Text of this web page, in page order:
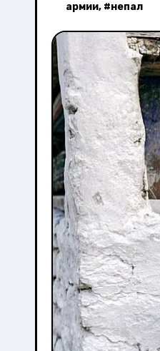
армии, #непал